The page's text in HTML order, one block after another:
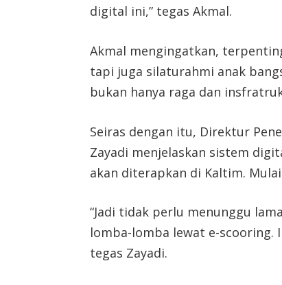
digital ini,” tegas Akmal.
Akmal mengingatkan,
tapi juga silaturahmi anak
bukan hanya raga dan
Seiras dengan itu, Direktur
Zayadi menjelaskan sistem
akan diterapkan di Kaltim.
“Jadi tidak perlu menunggu
lomba-lomba lewat e-scooring.
tegas Zayadi.